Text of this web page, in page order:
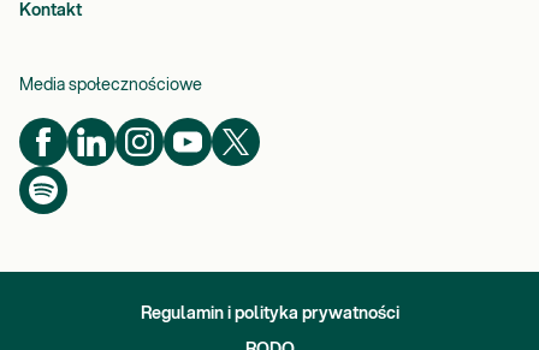
Kontakt
Media społecznościowe
Regulamin i polityka prywatności